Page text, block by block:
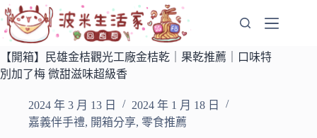
跳
至
主
要
內
【開箱】民雄金桔觀光工廠金桔乾｜果乾推薦｜口味特
別加了梅 微甜滋味超級香
2024 年 3 月 13 日
2024 年 1 月 18 日
嘉義伴手禮, 開箱分享, 零食推薦